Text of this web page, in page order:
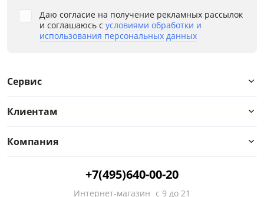
от до
Даю согласие на получение рекламных рассылок
и соглашаюсь с условиями обработки и
использования персональных данных
Сервис
Клиентам
Компания
+7(495)640-00-20
Интернет-магазин с 9 до 21